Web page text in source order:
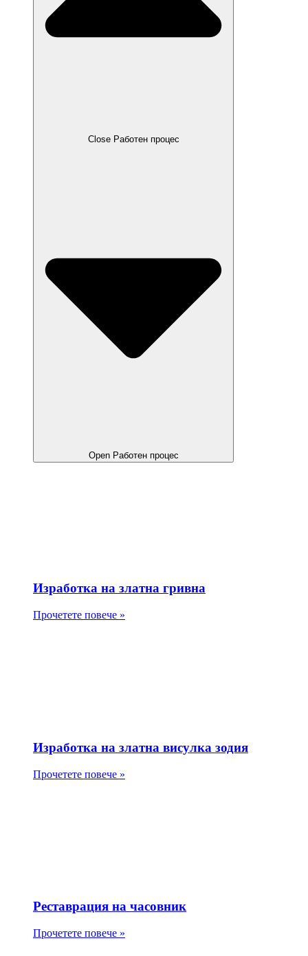
Close Работен процес
Open Работен процес
Изработка на златна гривна
Прочетете повече »
Изработка на златна висулка зодия
Прочетете повече »
Реставрация на часовник
Прочетете повече »